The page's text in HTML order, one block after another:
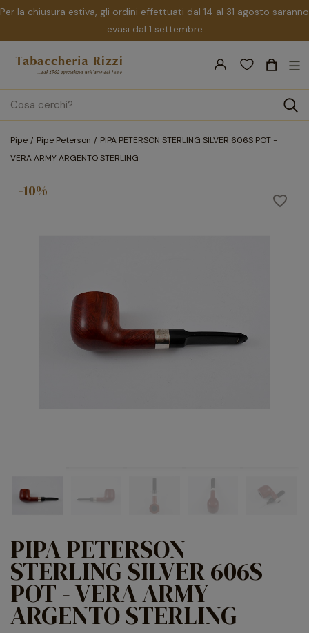
Per la chiusura estiva, gli ordini effettuati dal 14 al 31 agosto saranno
evasi dal 1 settembre
search
☰
Pipe Pipe Peterson
PIPA PETERSON STERLING SILVER 606S POT -
VERA ARMY ARGENTO STERLING
favorite_border
-10%
PIPA PETERSON
STERLING SILVER 606S
POT - VERA ARMY
ARGENTO STERLING